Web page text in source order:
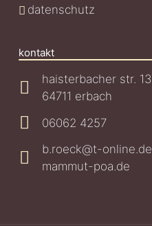
datenschutz
kontakt
haisterbacher str. 13
64711 erbach
06062 4257
b.roeck@t-online.de
mammut-poa.de